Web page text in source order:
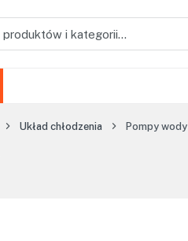
Układ chłodzenia Pompy wody